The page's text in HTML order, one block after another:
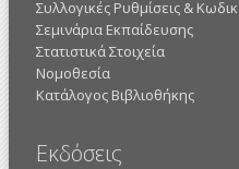
Συλλογικές Ρυθμίσεις &
Σεμινάρια Εκπαίδευσης
Στατιστικά Στοιχεία
Νομοθεσία
Κατάλογος Βιβλιοθήκης
Εκδόσεις